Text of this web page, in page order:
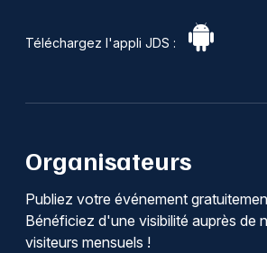
Téléchargez l'appli JDS :
Organisateurs
Publiez votre événement
Bénéficiez d'une visibilité auprès de
visiteurs mensuels !